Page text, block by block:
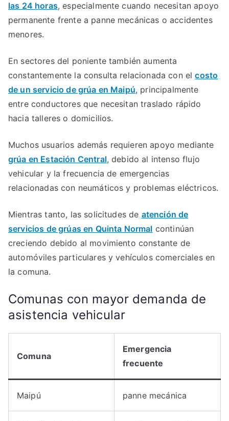
las 24 horas, especialmente cuando necesitan apoyo
permanente frente a panne mecánicas o accidentes
menores.
En sectores del poniente también aumenta
constantemente la consulta relacionada con elcosto
de un servicio de grúa en Maipú, principalmente
entre conductores que necesitan traslado rápido
hacia talleres o domicilios.
Muchos usuarios además requieren apoyo mediante
grúa en Estación Central, debido al intenso flujo
vehicular y la frecuencia de emergencias
relacionadas con neumáticos y problemas eléctricos.
Mientras tanto, las solicitudes de atención de
servicios de grúas en Quinta Normal continúan
creciendo debido al movimiento constante de
automóviles particulares y vehículos comerciales en
la comuna.
Comunas con mayor demanda de
asistencia vehicular
Comuna
Emergencia
frecuente
Maipú panne mecánica